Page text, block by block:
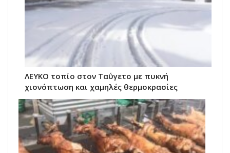
ΛΕΥΚΟ τοπίο στον Ταΰγετο με πυκνή
χιονόπτωση και χαμηλές θερμοκρασίες